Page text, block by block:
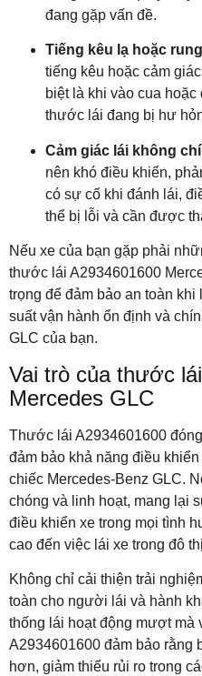
đang gặp vấn đề.
Tiếng kêu lạ hoặc
tiếng kêu hoặc cảm
biệt là khi vào cua
thước lái đang bị hư
Cảm giác lái không
nên khó điều khiển,
có sự cố khi đánh lái,
thể bị lỗi và cần được
Nếu xe của bạn gặp phải
thước lái A2934601600
trọng để đảm bảo an toàn
suất vận hành ổn định và
GLC của bạn.
Vai trò của thước
Mercedes GLC
Thước lái A2934601600
đảm bảo khả năng điều
chiếc Mercedes-Benz GLC.
chóng và linh hoạt, mang lại
điều khiển xe trong mọi tình
cao đến việc lái xe trong đô
Không chỉ cải thiện trải
toàn cho người lái và hành
thống lái hoạt động mượt mà
A2934601600 đảm bảo rằng
hơn, giảm thiểu rủi ro trong